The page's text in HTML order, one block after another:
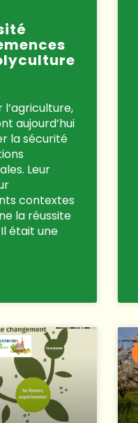
aujourd’hui
la sécurité
Leur
contextes
la réussite
était une